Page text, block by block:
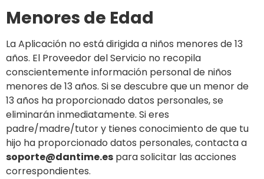
Menores de Edad
La Aplicación no está dirigida a niños menores de 13
años. El Proveedor del Servicio no recopila
conscientemente información personal de niños
menores de 13 años. Si se descubre que un menor de
13 años ha proporcionado datos personales, se
eliminarán inmediatamente. Si eres
padre/madre/tutor y tienes conocimiento de que tu
hijo ha proporcionado datos personales, contacta a
soporte@dantime.es para solicitar las acciones
correspondientes.